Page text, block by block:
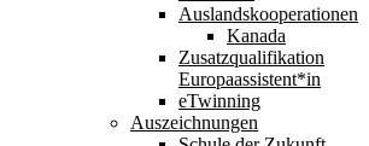
Auslandskooperationen
Kanada
Zusatzqualifikation
Europaassistent*in
eTwinning
Auszeichnungen